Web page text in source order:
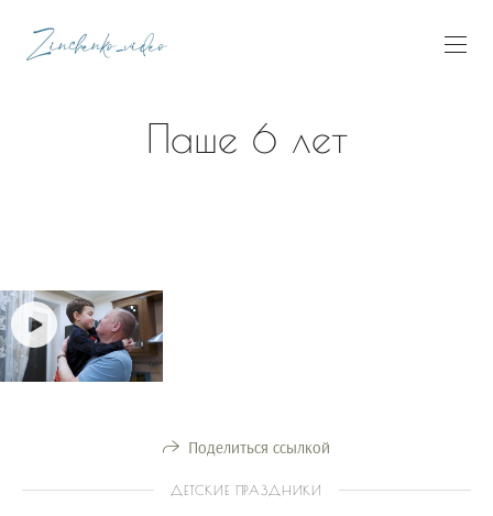
Паше 6 лет
Поделиться ссылкой
ДЕТСКИЕ ПРАЗДНИКИ